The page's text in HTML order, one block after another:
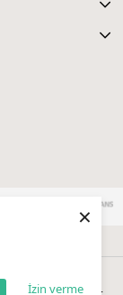
İzin verme
×